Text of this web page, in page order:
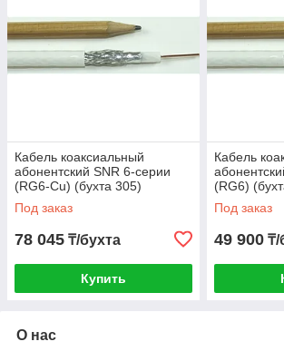
Кабель коаксиальный
абонентский SNR 6-серии
(RG6-Cu) (бухта 305)
Под заказ
78 045 ₸/бухта
Купить
Кабель
(RG6)
Под заказ
49 900 ₸/
О нас